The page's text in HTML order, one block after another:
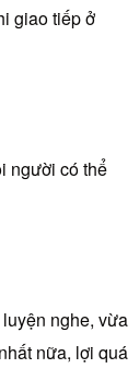
giao tiếp ở
người có thể
nghe, vừa
nữa, lợi quá